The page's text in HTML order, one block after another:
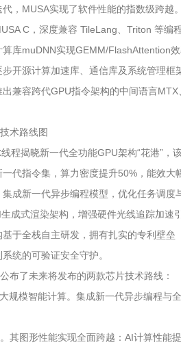
，MUSA实现了软件性能的指数级跨
C，深度兼容 TileLang、Triton 等编
库muDNN实现GEMM/FlashAttention
开源计算加速库、通信库及系统管理
兼容跨代GPU指令架构的中间语言
术路线图
程揭晓新一代全功能GPU架构“花港”
代指令集，算力密度提升50%，能效
成新一代异步编程模型，优化任务调
成式渲染架构，增强硬件光线追踪加
于全栈自主研发，拥有扎实的专利壁
统的可验证安全守护。
布了未来将发布的两款芯片技术路线：
规模智能计算。集成新一代异步编程
其图形性能实现全面跨越：AI计算性